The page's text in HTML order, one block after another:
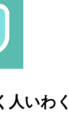
人いわ